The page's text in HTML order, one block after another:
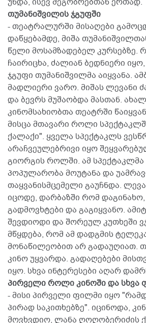
თუმანიშვილის ჯგუფში
- თეატრალურში მისაღები
დაწყებამდე, მიშა
წელი მოსამზადებელ კურსებზე.
ჩაირიცხა, ძალიან ბედნიერი
ჯგუფი თუმანიშვილმა აიყვანა.
მადლიერი ვარო. მიშას ლევანი
და ბევრს მუშაობდა მასთან.
კინომსახიობთა თეატრში
მისცა მთავარი როლი
ქალაქი". ყველა სპექტაკლს
არაჩვეულებრივი იყო
გიორგის როლში. ამ
პოპულარობა მოუტანა და
თაყვანისმცემელი გაუჩნდა.
იცოდე, დარბაზში რომ დაგინახო,
გადმოვხტები და გაგიყვანო.
შევდიოდი და შორეულ კუთხეში
მწყდება, რომ ამ დადგმის
მონაწილეობით არ გადაუღიათ.
კინო უყვარდა. გადაღებები
იყო. სხვა ინტერესები აღარ
პირველი როლი კინოში და სხვა
- მისი პირველი ფილმი იყო
პირად საკითხებზე". იცინოდა,
მოვხვდიო, ლანა ღოღობერიძის